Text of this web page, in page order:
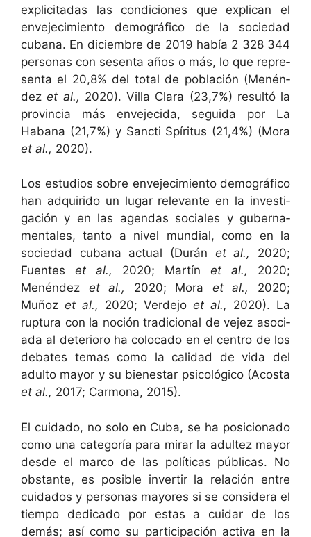
explic­i­tadas las condi­ciones que expli­can el
enve­jec­imien­to demográ­fi­co de la sociedad
cubana. En diciem­bre de 2019 había 2 328 344
per­sonas con sesen­ta años o más, lo que rep­re­
sen­ta el 20,8% del total de población (Menén­
dezet al., 2020). Vil­la Clara (23,7%) resultó la
provin­cia más enve­je­ci­da, segui­da por La
Habana (21,7%) y Sanc­ti Spíri­tus (21,4%) (Mora
et al., 2020).
Los estu­dios sobre enve­jec­imien­to demográ­fi­co
han adquiri­do un lugar rel­e­vante en la inves­ti­
gación y en las agen­das sociales y guber­na­
men­tales, tan­to a niv­el mundi­al, como en la
sociedad cubana actu­al (Durán et al.,
2020;
Fuentes et al., 2020; Martín et al., 2020;
Menén­dez et al., 2020; Mora et al.,
2020;
Muñoz et al., 2020; Verde­jo et al., 2020). La
rup­tura con la noción tradi­cional de vejez aso­ci­
a­da al dete­ri­oro ha colo­ca­do en el cen­tro de los
debates temas como la cal­i­dad de vida del
adul­to may­or y su bien­es­tar psi­cológi­co (Acos­ta
et al., 2017; Car­mona, 2015).
El cuida­do, no solo en Cuba, se ha posi­ciona­do
como una cat­e­goría para mirar la adul­tez may­or
des­de el mar­co de las políti­cas públi­cas. No
obstante, es posi­ble inver­tir la relación entre
cuida­dos y per­sonas may­ores si se con­sid­era el
tiem­po ded­i­ca­do por estas a cuidar de los
demás; así como su par­tic­i­pación acti­va en la